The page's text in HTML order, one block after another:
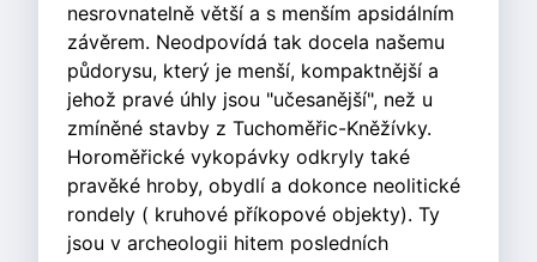
nesrovnatelně větší a s menším apsidálním
závěrem. Neodpovídá tak docela našemu
půdorysu, který je menší, kompaktnější a
jehož pravé úhly jsou "učesanější", než u
zmíněné stavby z Tuchoměřic-Kněžívky.
Horoměřické vykopávky odkryly také
pravěké hroby, obydlí a dokonce neolitické
rondely ( kruhové příkopové objekty). Ty
jsou v archeologii hitem posledních